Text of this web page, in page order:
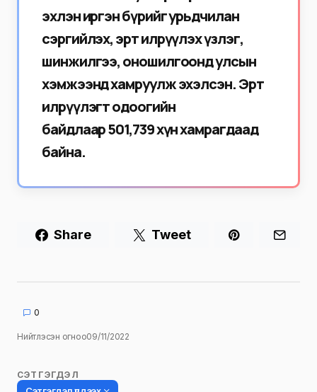
эхлэн иргэн бүрийг урьдчилан
сэргийлэх, эрт илрүүлэх үзлэг,
шинжилгээ, оношилгоонд улсын
хэмжээнд хамруулж эхэлсэн. Эрт
илрүүлэгт одоогийн
байдлаар 501,739 хүн хамрагдаад
байна.
Share Tweet
0
Нийтлэсэн огноо09/11/2022
СЭТГЭГДЭЛ